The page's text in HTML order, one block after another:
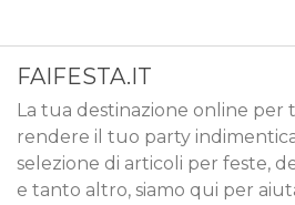
FAIFESTA.IT
La tua destinazione online per
rendere il tuo party
selezione di articoli per feste,
e tanto altro, siamo qui per